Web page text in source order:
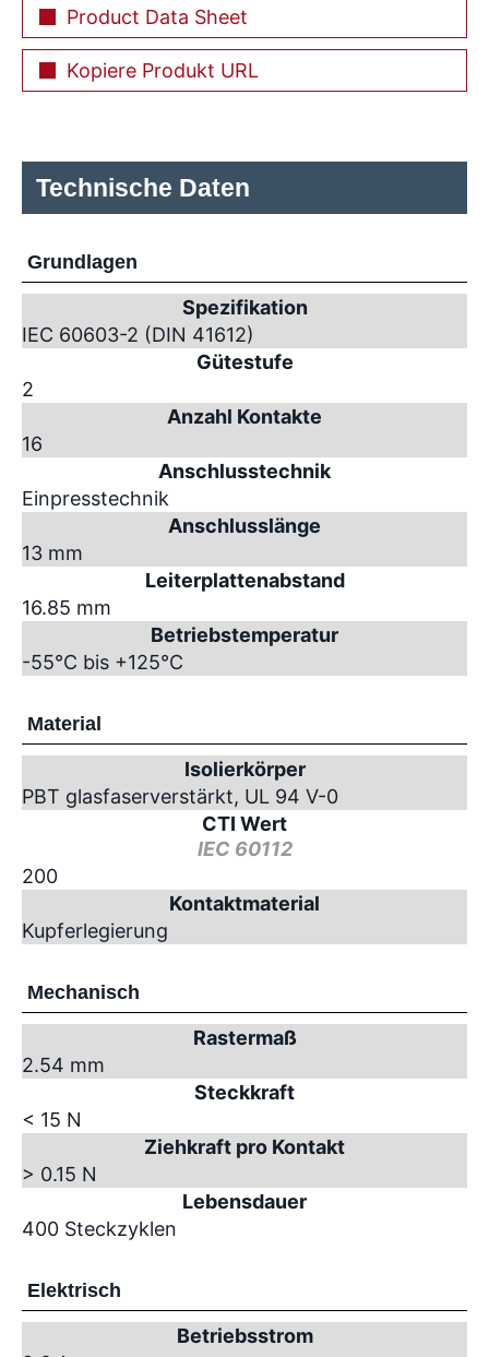
Product Data Sheet
Kopiere Produkt URL
Technische Daten
Grundlagen
Spezifikation
IEC 60603-2 (DIN 41612)
Gütestufe
2
Anzahl Kontakte
16
Anschlusstechnik
Einpresstechnik
Anschlusslänge
13 mm
Leiterplattenabstand
16.85 mm
Betriebstemperatur
-55°C bis +125°C
Material
Isolierkörper
PBT glasfaserverstärkt, UL 94 V-0
CTI Wert
IEC 60112
200
Kontaktmaterial
Kupferlegierung
Mechanisch
Rastermaß
2.54 mm
Steckkraft
< 15 N
Ziehkraft pro Kontakt
> 0.15 N
Lebensdauer
400 Steckzyklen
Elektrisch
Betriebsstrom